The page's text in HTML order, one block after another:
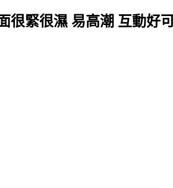
很緊很濕 易高潮 互動好